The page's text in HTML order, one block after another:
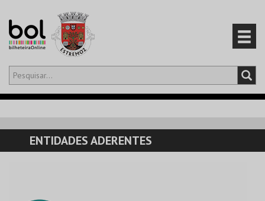
Olá,iniciar sessão
CARRINHO
EVENTOS
ENTIDADES ADERENTES